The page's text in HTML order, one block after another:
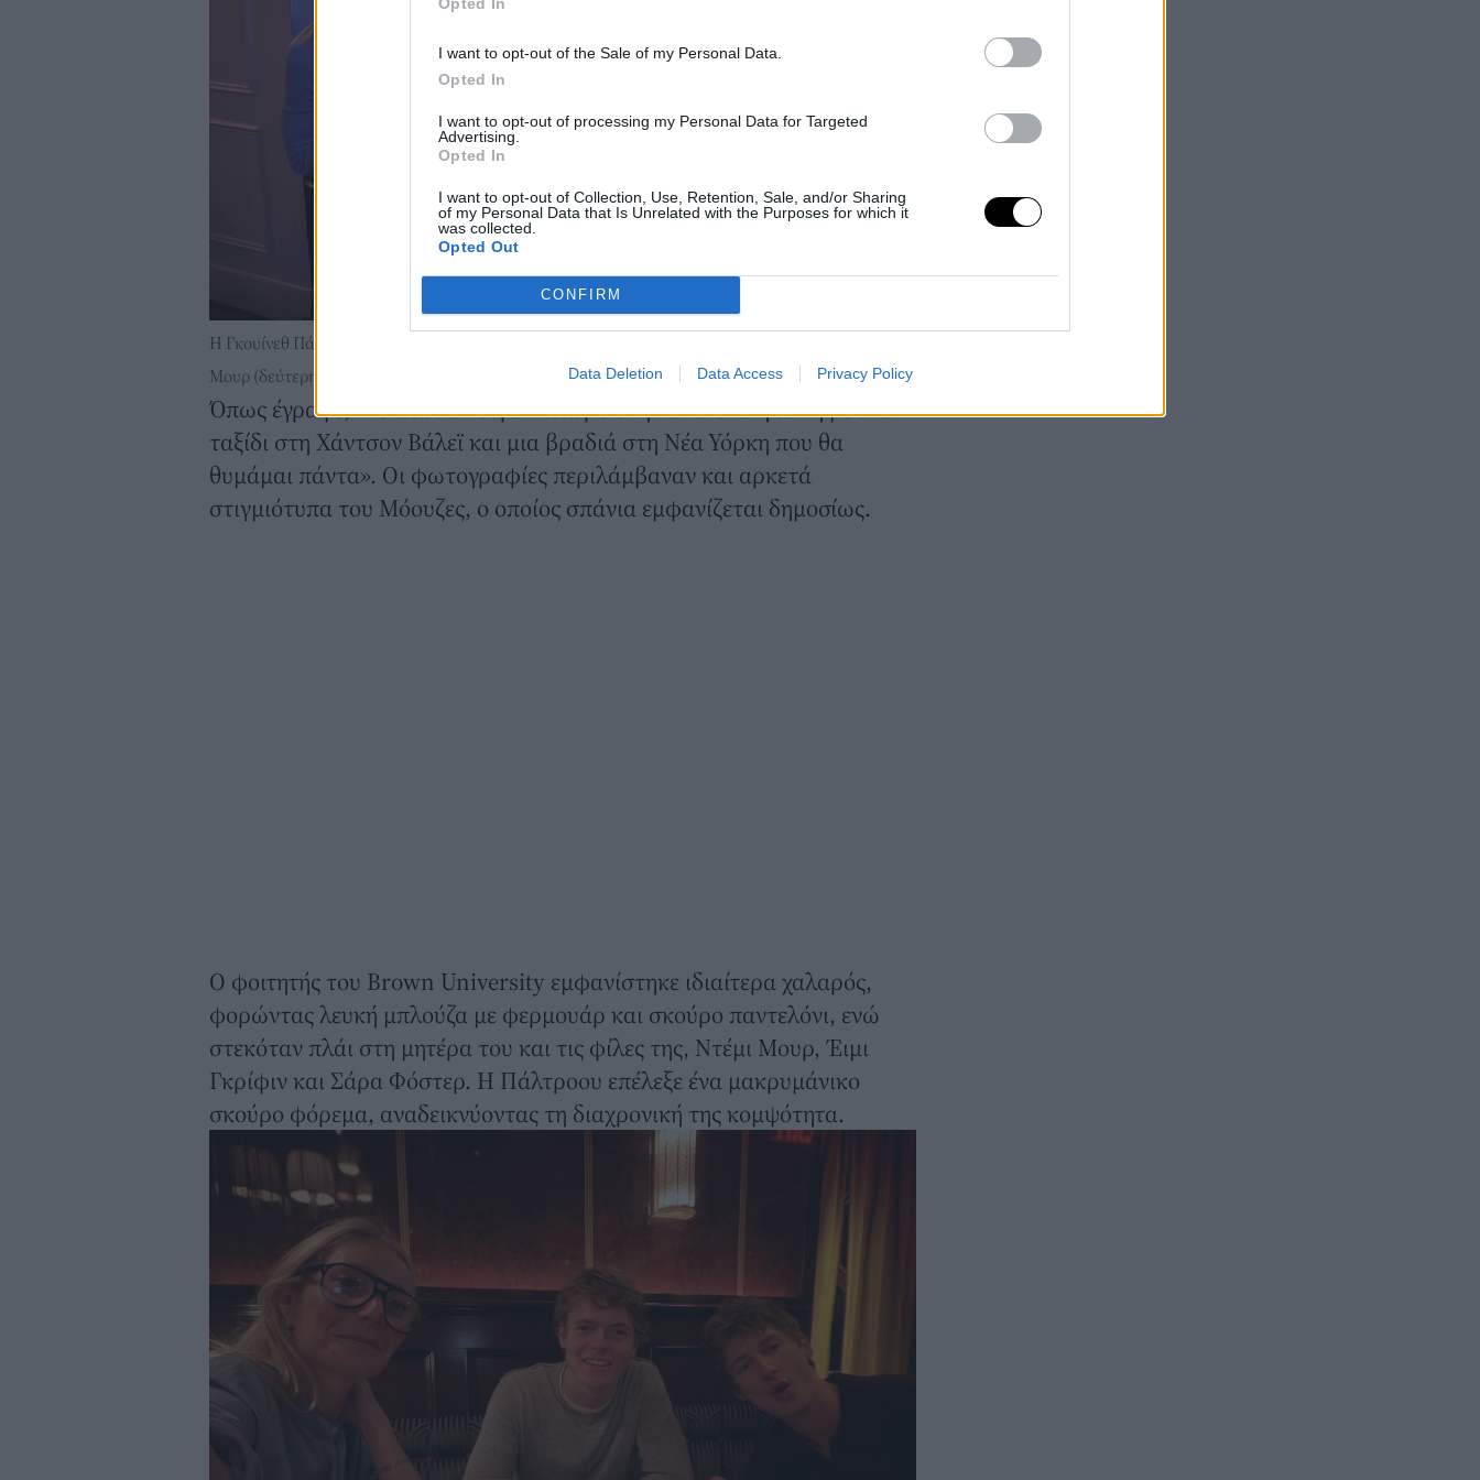
I want to opt-out of the Sale of my Personal Data.
Opted In
I want to opt-out of processing my Personal Data for Targeted
Advertising.
Opted In
I want to opt-out of Collection, Use, Retention, Sale, and/or Sharing
of my Personal Data that Is Unrelated with the Purposes for which it
was collected.
Opted Out
CONFIRM
Data Deletion Data Access Privacy Policy
Η Γκουίνεθ Πάλτροου με τον γιο της, Μόουζες, και με φίλες της, μεταξύ των οποίων και η Ντέμι
Μουρ (δεύτερη από αριστερά)/ Φωτογραφία: Instagram/ @gwynethpaltrow
Όπως έγραψε, «τελείωσα το φθινόπωρο στην ανατολική ακτή με ένα
ταξίδι στη Χάντσον Βάλεϊ και μια βραδιά στη Νέα Υόρκη που θα
θυμάμαι πάντα». Οι φωτογραφίες περιλάμβαναν και αρκετά
στιγμιότυπα του Μόουζες, ο οποίος σπάνια εμφανίζεται δημοσίως.
Ο φοιτητής του Brown University εμφανίστηκε ιδιαίτερα χαλαρός,
φορώντας λευκή μπλούζα με φερμουάρ και σκούρο παντελόνι, ενώ
στεκόταν πλάι στη μητέρα του και τις φίλες της, Ντέμι Μουρ, Έιμι
Γκρίφιν και Σάρα Φόστερ. Η Πάλτροου επέλεξε ένα μακρυμάνικο
σκούρο φόρεμα, αναδεικνύοντας τη διαχρονική της κομψότητα.